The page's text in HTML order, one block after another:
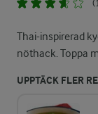
Thai-inspirerad
nöthack. Toppa
UPPTÄCK FLER